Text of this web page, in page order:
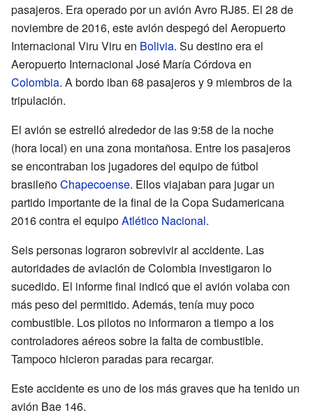
pasajeros. Era operado por un avión Avro RJ85. El 28 de
noviembre de 2016, este avión despegó del Aeropuerto
Internacional Viru Viru en Bolivia. Su destino era el
Aeropuerto Internacional José María Córdova en
Colombia. A bordo iban 68 pasajeros y 9 miembros de la
tripulación.
El avión se estrelló alrededor de las 9:58 de la noche
(hora local) en una zona montañosa. Entre los pasajeros
se encontraban los jugadores del equipo de fútbol
brasileñoChapecoense. Ellos viajaban para jugar un
partido importante de la final de la Copa Sudamericana
2016 contra el equipoAtlético Nacional.
Seis personas lograron sobrevivir al accidente. Las
autoridades de aviación de Colombia investigaron lo
sucedido. El informe final indicó que el avión volaba con
más peso del permitido. Además, tenía muy poco
combustible. Los pilotos no informaron a tiempo a los
controladores aéreos sobre la falta de combustible.
Tampoco hicieron paradas para recargar.
Este accidente es uno de los más graves que ha tenido un
avión Bae 146.